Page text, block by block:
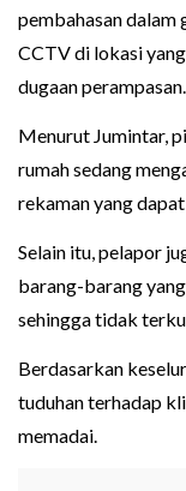
pembahasan dalam
CCTV di lokasi
dugaan perampasan.
Menurut Jumintar,
rumah sedang
rekaman yang
Selain itu, pelapor
barang-barang
sehingga tidak
Berdasarkan
tuduhan terhadap
memadai.